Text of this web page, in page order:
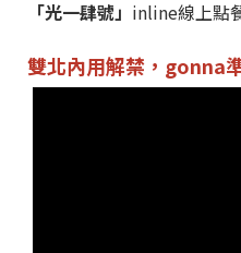
「光一肆號」 inline線上點
雙北內用解禁，gonna